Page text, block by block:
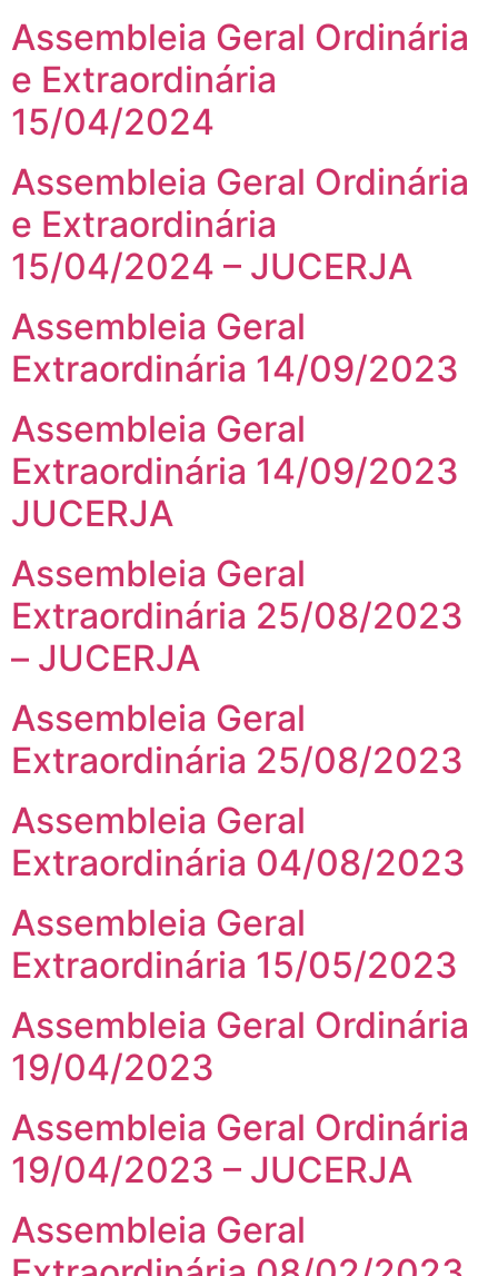
Assembleia Geral Ordinária
e Extraordinária
15/04/2024
Assembleia Geral Ordinária
e Extraordinária
15/04/2024 – JUCERJA
Assembleia Geral
Extraordinária 14/09/2023
Assembleia Geral
Extraordinária 14/09/2023
JUCERJA
Assembleia Geral
Extraordinária 25/08/2023
– JUCERJA
Assembleia Geral
Extraordinária 25/08/2023
Assembleia Geral
Extraordinária 04/08/2023
Assembleia Geral
Extraordinária 15/05/2023
Assembleia Geral Ordinária
19/04/2023
Assembleia Geral Ordinária
19/04/2023 – JUCERJA
Assembleia Geral